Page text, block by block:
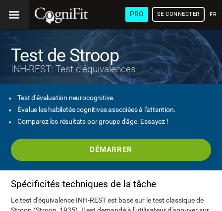
PRO SE CONNECTER
Test de Stroop
INH-REST: Test d'équivalences
Test d'évaluation neurocognitive.
Évalue les habiletés cognitives associées à l'attention.
Comparez les résultats par groupe d'âge. Essayez !
DÉMARRER
Spécificités techniques de la tâche
Le test d'équivalence INH-REST est basé sur le test classique de